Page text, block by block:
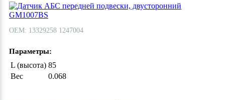
ОЕМ: 13329258 1247004
Параметры:
L (высота) 85
Вес
0.068